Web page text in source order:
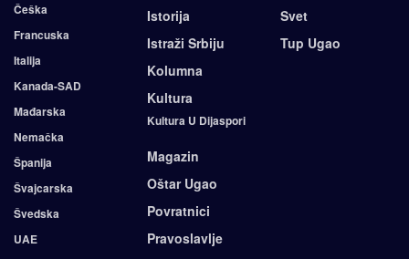
Češka
Francuska
Italija
Kanada-SAD
Mađarska
Nemačka
Španija
Švajcarska
Švedska
UAE
Istorija
Istraži Srbiju
Kolumna
Kultura
Kultura U Dijaspori
Magazin
Oštar Ugao
Povratnici
Pravoslavlje
Svet
Tup Ugao